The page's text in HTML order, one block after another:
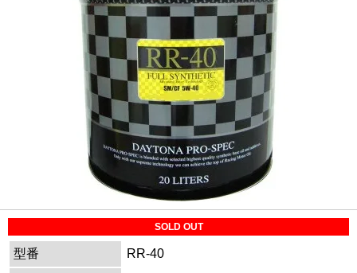
SOLD OUT
型番
RR-40